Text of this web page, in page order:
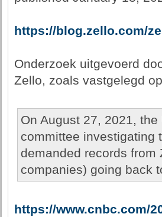
https://blog.zello.com/
Onderzoek uitgevoerd
Zello, zoals vastgelegd
On August 27, 2021,
committee investigating
demanded records
companies) going back
https://www.cnbc.com/